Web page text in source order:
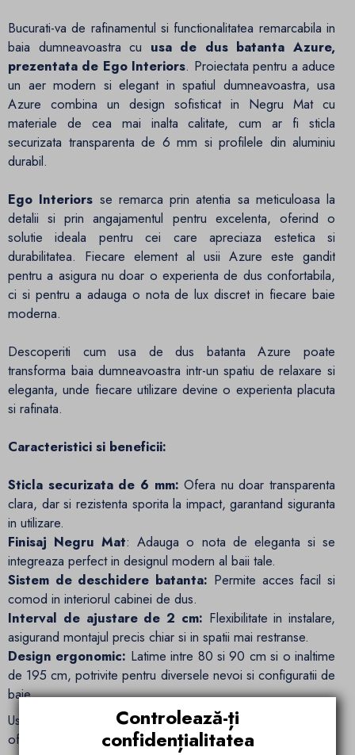
Bucurati-va de rafinamentul si functionalitatea remarcabila in
baia dumneavoastra cu usa de dus batanta Azure,
prezentata de Ego Interiors. Proiectata pentru a aduce
un aer modern si elegant in spatiul dumneavoastra, usa
Azure combina un design sofisticat in Negru Mat cu
materiale de cea mai inalta calitate, cum ar fi sticla
securizata transparenta de 6 mm si profilele din aluminiu
durabil.
Ego Interiors se remarca prin atentia sa meticuloasa la
detalii si prin angajamentul pentru excelenta, oferind o
solutie ideala pentru cei care apreciaza estetica si
durabilitatea. Fiecare element al usii Azure este gandit
pentru a asigura nu doar o experienta de dus confortabila,
ci si pentru a adauga o nota de lux discret in fiecare baie
moderna.
Descoperiti cum usa de dus batanta Azure poate
transforma baia dumneavoastra intr-un spatiu de relaxare si
eleganta, unde fiecare utilizare devine o experienta placuta
si rafinata.
Caracteristici si beneficii:
Sticla securizata de 6 mm: Ofera nu doar transparenta
clara, dar si rezistenta sporita la impact, garantand siguranta
in utilizare.
Finisaj Negru Mat: Adauga o nota de eleganta si se
integreaza perfect in designul modern al baii tale.
Sistem de deschidere batanta: Permite acces facil si
comod in interiorul cabinei de dus.
Interval de ajustare de 2 cm: Flexibilitate in instalare,
asigurand montajul precis chiar si in spatii mai restranse.
Design ergonomic: Latime intre 80 si 90 cm si o inaltime
de 195 cm, potrivite pentru diversele nevoi si configuratii de
baie.
Usa de dus Azure de la Ego Interiors este proiectata sa
ofere flexibilitate maxima in amenajarea baii dvs., fiind
Controlează-ți
confidențialitatea